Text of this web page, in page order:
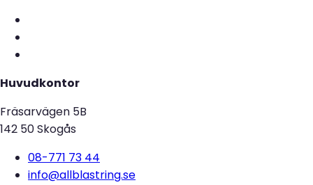
Huvudkontor
Fräsarvägen 5B
142 50 Skogås
08-771 73 44
info@allblastring.se